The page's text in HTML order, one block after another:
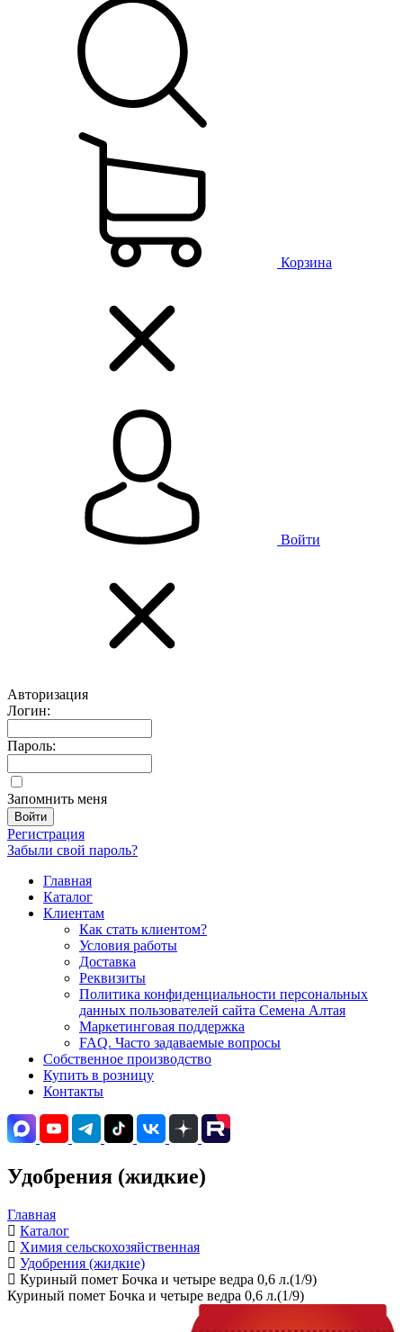
Корзина
Войти
Авторизация
Логин:
Пароль:
Запомнить меня
Регистрация
Забыли свой пароль?
Главная
Каталог
Клиентам
Как стать клиентом?
Условия работы
Доставка
Реквизиты
Политика конфиденциальности персональных
данных пользователей сайта Семена Алтая
Маркетинговая поддержка
FAQ. Часто задаваемые вопросы
Собственное производство
Купить в розницу
Контакты
Удобрения (жидкие)
Главная
Каталог
Химия сельскохозяйственная
Удобрения (жидкие)
Куриный помет Бочка и четыре ведра 0,6 л.(1/9)
Куриный помет Бочка и четыре ведра 0,6 л.(1/9)